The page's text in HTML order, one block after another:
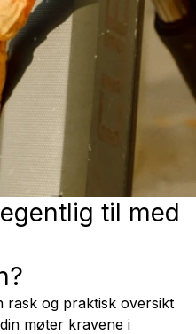
til med
rask og praktisk oversikt
møter kravene i